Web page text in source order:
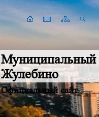
Муниципальный
Жулебино
Официальный сайт